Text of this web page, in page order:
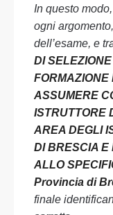
In questo
ogni
dell’esame, e
DI
FORMAZIONE
ASSUMERE
ISTRUTTORE
AREA DEGLI
DI BRESCIA E
ALLO
Provincia di
finale